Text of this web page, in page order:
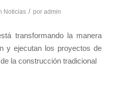
Noticias / poradmin
transformando la manera
y ejecutan los proyectos de
la construcción tradicional